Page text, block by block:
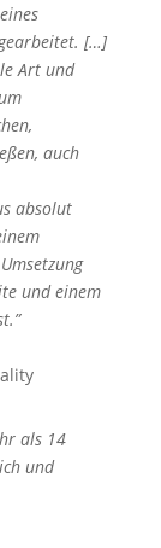
[…]
Art und
auch
absolut
und einem
als 14
und